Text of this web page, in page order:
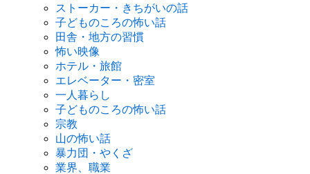
ストーカー・きちがいの話
子どものころの怖い話
田舎・地方の習慣
怖い映像
ホテル・旅館
エレベーター・密室
一人暮らし
子どものころの怖い話
宗教
山の怖い話
暴力団・やくざ
業界、職業